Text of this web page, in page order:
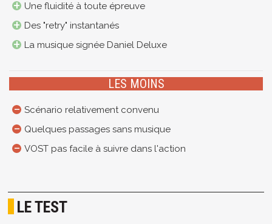
Une fluidité à toute épreuve
Des "retry" instantanés
La musique signée Daniel Deluxe
LES MOINS
Scénario relativement convenu
Quelques passages sans musique
VOST pas facile à suivre dans l'action
LE TEST